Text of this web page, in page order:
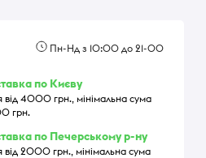
Пн-Нд з 10:00 до 21-00
по Києву
від 4000 грн., мінімальна сума
грн.
по Печерському р-ну
від 2000 грн., мінімальна сума